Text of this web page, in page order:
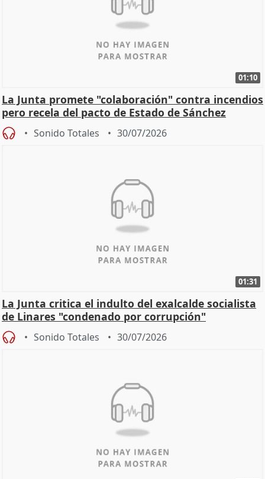
01:10
La Junta promete "colaboración" contra incendios
pero recela del pacto de Estado de Sánchez
Sonido Totales 30/07/2026
01:31
La Junta critica el indulto del exalcalde socialista
de Linares "condenado por corrupción"
Sonido Totales 30/07/2026